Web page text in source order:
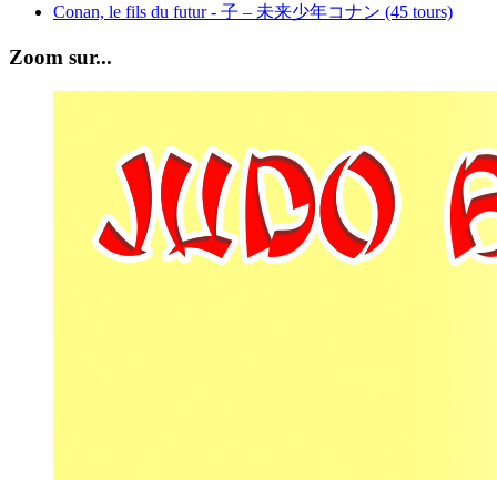
Conan, le fils du futur - 子 – 未来少年コナン (45 tours)
Zoom sur...